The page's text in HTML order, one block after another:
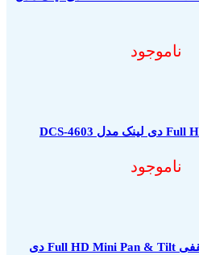
ناموجود
ناموجود
دوربین تحت شبکه سقفی Full HD Mini Pan & Tilt دی